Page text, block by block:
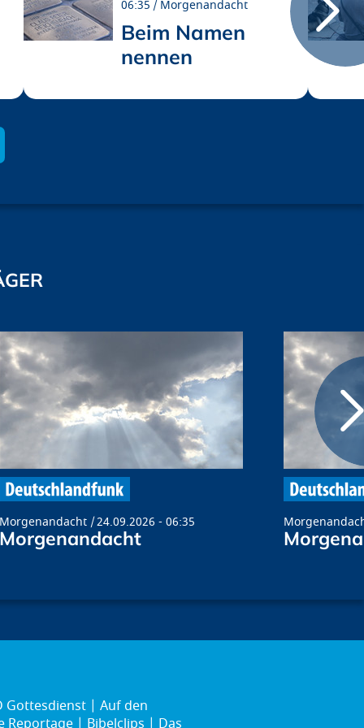
06:35 Morgenandacht
Beim Namen
nennen
Morgenandacht 24.09.2026 - 06:35
Morgenandacht
Gottesdienst
Auf den
Reportage Bibelclips Das